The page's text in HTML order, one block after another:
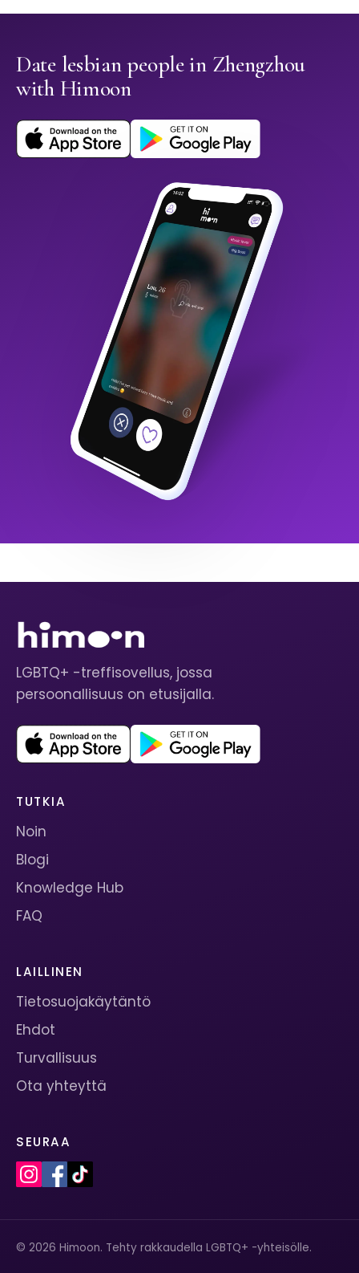
Date lesbian people in Zhengzhou
with Himoon
LGBTQ+ -treffisovellus, jossa
persoonallisuus on etusijalla.
TUTKIA
Noin
Blogi
Knowledge Hub
FAQ
LAILLINEN
Tietosuojakäytäntö
Ehdot
Turvallisuus
Ota yhteyttä
SEURAA
© 2026 Himoon. Tehty rakkaudella LGBTQ+ -yhteisölle.